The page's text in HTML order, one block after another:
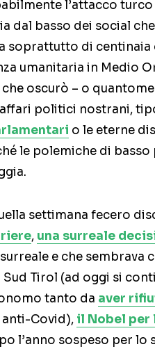
l’attacco
dal basso dei social
soprattutto di centinaia
umanitaria in Medio
oscurò – o
politici nostrani,
o le eterne
le polemiche di
settimana fecero
, una surreale
e che
Tirol (ad oggi si
tanto da aver
Covid), il Nobel per
l’anno sospeso per lo